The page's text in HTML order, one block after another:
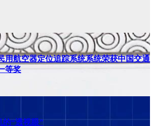
用航空器定位追踪系统系统荣获中国交通
等奖
的“透视眼”